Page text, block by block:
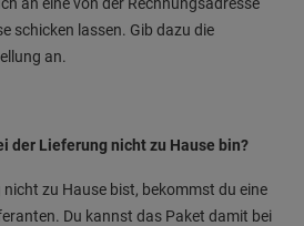
schicken lassen. Gib dazu die
an.
der Lieferung nicht zu Hause bin?
zu Hause bist, bekommst du eine
Du kannst das Paket damit bei